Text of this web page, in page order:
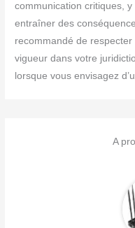
communication critiques,
entraîner des
recommandé de
vigueur dans votre
lorsque vous envisagez
A